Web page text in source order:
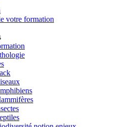
votre formation